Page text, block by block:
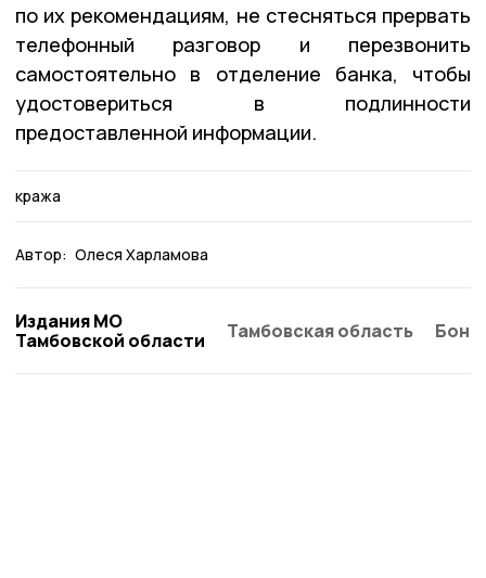
по их рекомендациям, не стесняться прервать
телефонный разговор и перезвонить
самостоятельно в отделение банка, чтобы
удостовериться в подлинности
предоставленной информации.
кража
Автор: Олеся Харламова
Издания МО
Тамбовской области
Тамбовская область